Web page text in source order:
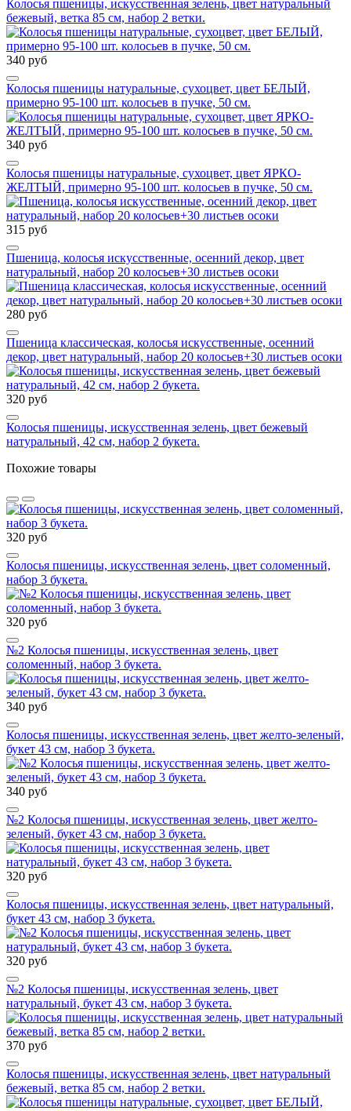
Колосья пшеницы, искусственная зелень, цвет натуральный
бежевый, ветка 85 см, набор 2 ветки.
340 руб
Колосья пшеницы натуральные, сухоцвет, цвет БЕЛЫЙ,
примерно 95-100 шт. колосьев в пучке, 50 см.
340 руб
Колосья пшеницы натуральные, сухоцвет, цвет ЯРКО-
ЖЕЛТЫЙ, примерно 95-100 шт. колосьев в пучке, 50 см.
315 руб
Пшеница, колосья искусственные, осенний декор, цвет
натуральный, набор 20 колосьев+30 листьев осоки
280 руб
Пшеница классическая, колосья искусственные, осенний
декор, цвет натуральный, набор 20 колосьев+30 листьев осоки
320 руб
Колосья пшеницы, искусственная зелень, цвет бежевый
натуральный, 42 см, набор 2 букета.
Похожие товары
320 руб
Колосья пшеницы, искусственная зелень, цвет соломенный,
набор 3 букета.
320 руб
№2 Колосья пшеницы, искусственная зелень, цвет
соломенный, набор 3 букета.
340 руб
Колосья пшеницы, искусственная зелень, цвет желто-зеленый,
букет 43 см, набор 3 букета.
340 руб
№2 Колосья пшеницы, искусственная зелень, цвет желто-
зеленый, букет 43 см, набор 3 букета.
320 руб
Колосья пшеницы, искусственная зелень, цвет натуральный,
букет 43 см, набор 3 букета.
320 руб
№2 Колосья пшеницы, искусственная зелень, цвет
натуральный, букет 43 см, набор 3 букета.
370 руб
Колосья пшеницы, искусственная зелень, цвет натуральный
бежевый, ветка 85 см, набор 2 ветки.